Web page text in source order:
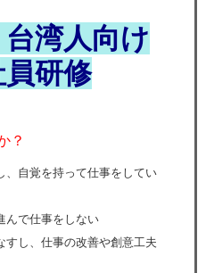
湾人向け
研修
？
、自覚を持って仕事をしてい
んで仕事をしない
すし、仕事の改善や創意工夫